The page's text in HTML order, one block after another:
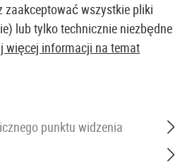
SKLEP I HURTOWNIA
wszystkie pliki
lub tylko technicznie niezbędne
więcej informacji na temat
punktu widzenia